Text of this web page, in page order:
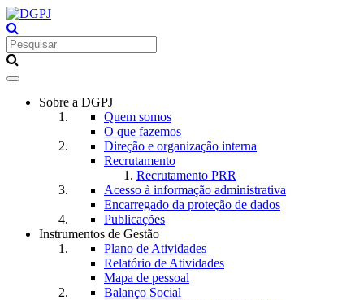
Toggle
navigationSobre a DGPJ
Quem somos
O que fazemos
Direção e organização interna
Recrutamento
Recrutamento PRR
Acesso à informação administrativa
Encarregado da proteção de dados
Publicações
Instrumentos de Gestão
Plano de Atividades
Relatório de Atividades
Mapa de pessoal
Balanço Social